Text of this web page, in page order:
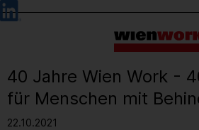
Barrierefreie
Bedienung
Sprachauswahl
40 Jahre Wien Work -
für Menschen mit
22.10.2021